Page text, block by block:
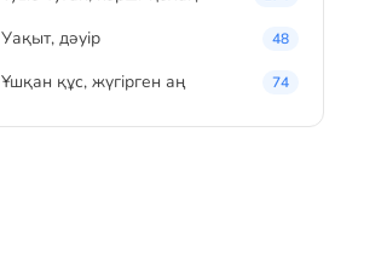
Уақыт, дәуір 48
Ұшқан құс, жүгірген аң 74